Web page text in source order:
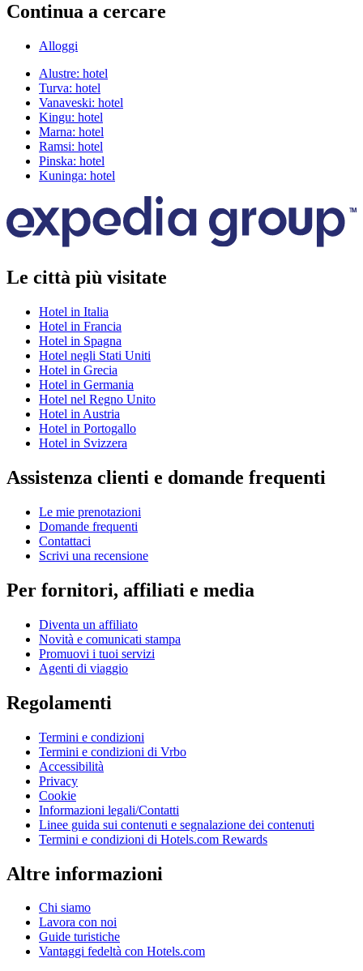
Continua a cercare
Alloggi
Alustre: hotel
Turva: hotel
Vanaveski: hotel
Kingu: hotel
Marna: hotel
Ramsi: hotel
Pinska: hotel
Kuninga: hotel
Le città più visitate
Hotel in Italia
Hotel in Francia
Hotel in Spagna
Hotel negli Stati Uniti
Hotel in Grecia
Hotel in Germania
Hotel nel Regno Unito
Hotel in Austria
Hotel in Portogallo
Hotel in Svizzera
Assistenza clienti e domande frequenti
Le mie prenotazioni
Domande frequenti
Contattaci
Scrivi una recensione
Per fornitori, affiliati e media
Diventa un affiliato
Novità e comunicati stampa
Promuovi i tuoi servizi
Agenti di viaggio
Regolamenti
Termini e condizioni
Termini e condizioni di Vrbo
Accessibilità
Privacy
Cookie
Informazioni legali/Contatti
Linee guida sui contenuti e segnalazione dei contenuti
Termini e condizioni di Hotels.com Rewards
Altre informazioni
Chi siamo
Lavora con noi
Guide turistiche
Vantaggi fedeltà con Hotels.com